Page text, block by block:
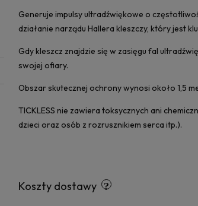
Generuje impulsy ultradźwiękowe o
działanie narządu Hallera kleszczy, który jest
Gdy kleszcz znajdzie się w zasięgu fal
swojej ofiary.
Obszar skutecznej ochrony wynosi około 1,5
TICKLESS nie zawiera toksycznych ani
dzieci oraz osób z rozrusznikiem serca itp.).
Koszty dostawy